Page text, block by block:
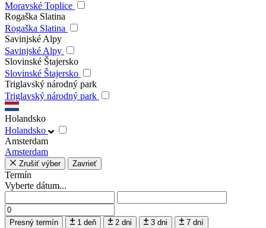
Moravské Toplice
Rogaška Slatina
Rogaška Slatina
Savinjské Alpy
Savinjské Alpy
Slovinské Štajersko
Slovinské Štajersko
Triglavský národný park
Triglavský národný park
Holandsko
Holandsko
Amsterdam
Amsterdam
Zrušiť výber Zavrieť
Termín
Vyberte dátum...
Presný termín 1 deň 2 dni 3 dni 7 dní